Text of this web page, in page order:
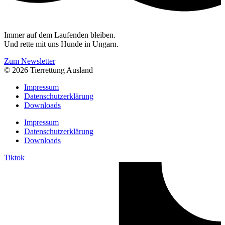
Immer auf dem Laufenden bleiben.
Und rette mit uns Hunde in Ungarn.
Zum Newsletter
© 2026 Tierrettung Ausland
Impressum
Datenschutzerklärung
Downloads
Impressum
Datenschutzerklärung
Downloads
Tiktok